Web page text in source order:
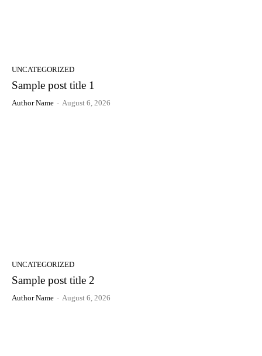
UNCATEGORIZED
Sample post title 1
Author Name - August 6, 2026
UNCATEGORIZED
Sample post title 2
Author Name - August 6, 2026